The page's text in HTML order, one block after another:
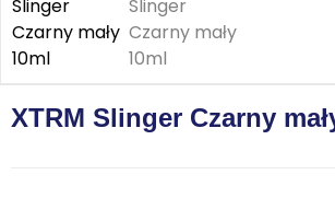
XTRM Slinger Czarny